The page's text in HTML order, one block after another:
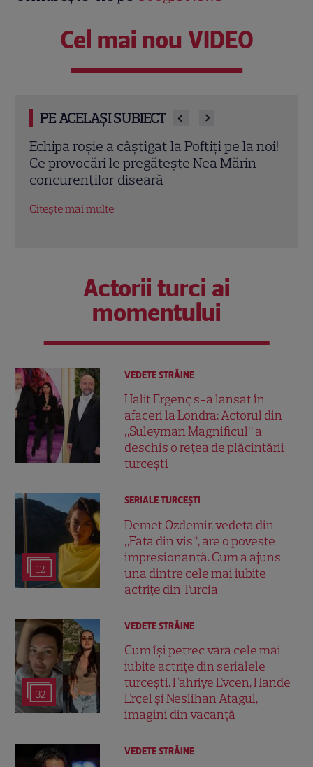
Cel mai nou VIDEO
PE ACELAȘI SUBIECT
„Fata din vis” începe la Pro TV! Tot ce
trebuie să știi despre serialul-fenomen
cu Çağatay Ulusoy și Demet Özdemir
Citește mai multe
Actorii turci ai
momentului
VEDETE STRĂINE
Halit Ergenç s-a lansat în
afaceri la Londra: Actorul din
„Suleyman Magnificul” a
deschis o rețea de plăcintării
turcești
12
SERIALE TURCEŞTI
Demet Özdemir, vedeta din
„Fata din vis”, are o poveste
impresionantă. Cum a ajuns
una dintre cele mai iubite
actrițe din Turcia
32
VEDETE STRĂINE
Cum își petrec vara cele mai
iubite actrițe din serialele
turcești. Fahriye Evcen, Hande
Erçel și Neslihan Atagül,
imagini din vacanță
VEDETE STRĂINE